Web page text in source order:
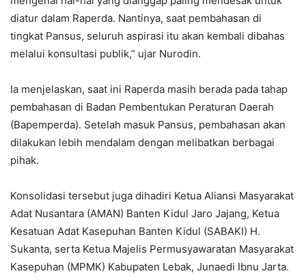
diatur dalam Raperda. Nantinya, saat pembahasan di
tingkat Pansus, seluruh aspirasi itu akan kembali dibahas
melalui konsultasi publik,” ujar Nurodin.
Ia menjelaskan, saat ini Raperda masih berada pada tahap
pembahasan di Badan Pembentukan Peraturan Daerah
(Bapemperda). Setelah masuk Pansus, pembahasan akan
dilakukan lebih mendalam dengan melibatkan berbagai
pihak.
Konsolidasi tersebut juga dihadiri Ketua Aliansi Masyarakat
Adat Nusantara (AMAN) Banten Kidul Jaro Jajang, Ketua
Kesatuan Adat Kasepuhan Banten Kidul (SABAKI) H.
Sukanta, serta Ketua Majelis Permusyawaratan Masyarakat
Kasepuhan (MPMK) Kabupaten Lebak, Junaedi Ibnu Jarta.